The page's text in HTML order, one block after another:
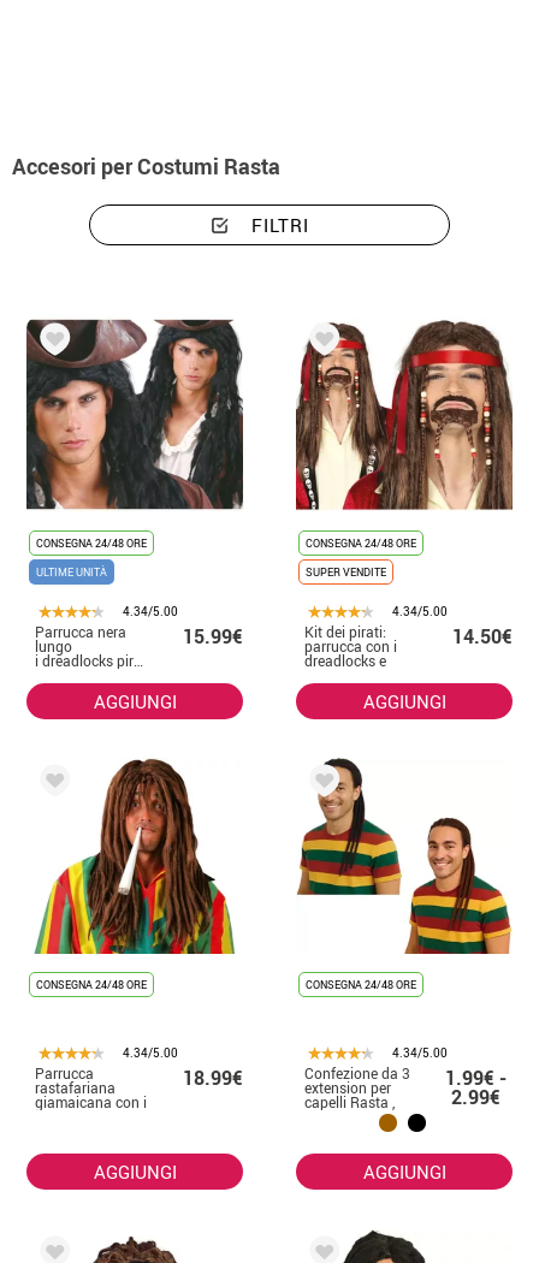
Accesori per Costumi Rasta
FILTRI
CONSEGNA 24/48 ORE
ULTIME UNITÀ
4.34/5.00
Parrucca nera
lungo 15.99€
AGGIUNGI
CONSEGNA 24/48 ORE
SUPER VENDITE
4.34/5.00
Kit dei pirati:
parrucca con i
dreadlocks e
14.50€
AGGIUNGI
CONSEGNA 24/48 ORE
4.34/5.00
Parrucca
rastafariana
giamaicana con i
dreadlocks
18.99€
AGGIUNGI
CONSEGNA 24/48 ORE
4.34/5.00
Confezione da 3
extension per
capelli Rasta ,
lunghe 50 cm, in
1.99€ -
2.99€
AGGIUNGI